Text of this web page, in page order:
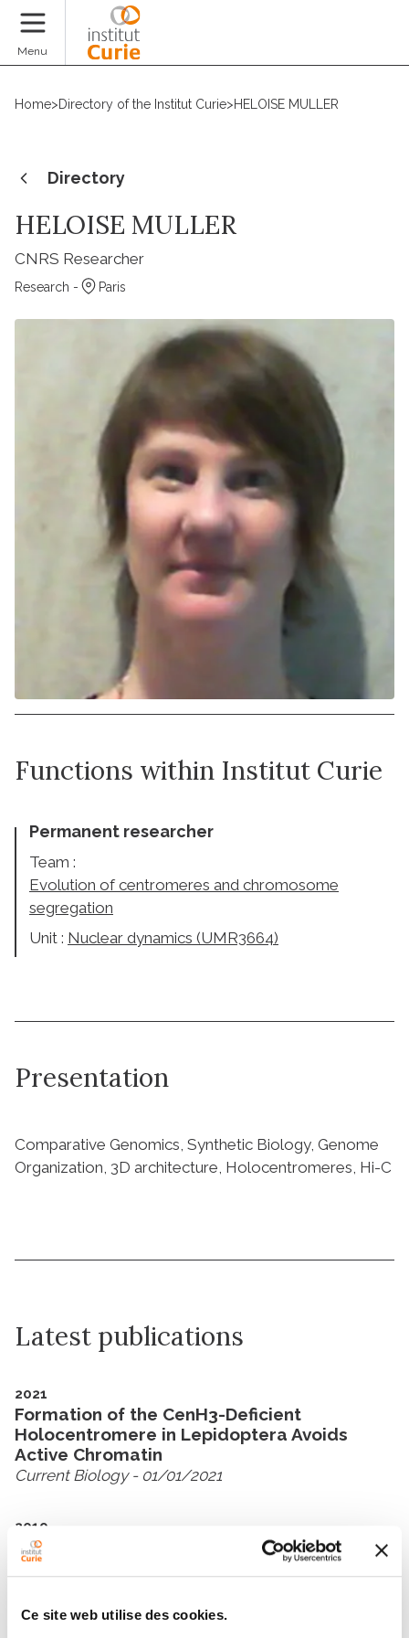
Ce site web utilise des cookies.
Menu
Home>Directory of the Institut Curie>HELOISE MULLER
Directory
HELOISE MULLER
CNRS Researcher
Research - Paris
Functions within Institut Curie
Permanent researcher
Team :
Evolution of centromeres and chromosome
segregation
Unit : Nuclear dynamics (UMR3664)
Presentation
Comparative Genomics, Synthetic Biology, Genome
Organization, 3D architecture, Holocentromeres, Hi-C
Latest publications
2021
Formation of the CenH3-Deficient
Holocentromere in Lepidoptera Avoids
Active Chromatin
Current Biology- 01/01/2021
2019
The Impact of Centromeres on Spatial
Genome Architecture